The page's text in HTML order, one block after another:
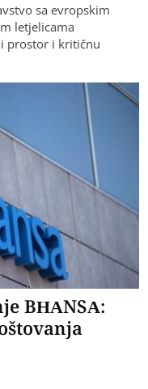
sa evropskim
letjelicama
prostor i kritičnu
BHANSA: